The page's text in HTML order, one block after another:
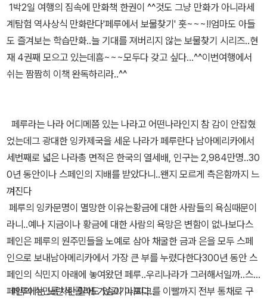
1박2일 여행의 짐속에 만화책 한권이 ^^것도 그냥 만화가 아니라세
계탐험 역사상식 만화란다'페루에서 보물찾기' 훗~~~!!엄마도 아들
도 즐겨보는 학습만화..늘 기대를 져버리지 않는 보물찾기 시리즈..현
재 4권째 모으고 있는데흠~~~모두다 갖고 싶다...^^이번여행에서
쉬는 짬짬히 이책 완독하리라..^^
페루라는 나라 어디메쯤 있는 나라고 어떤나라인지 참 감이 안잡혔
었는데그 광대한 잉카제국을 세운 나라가 페루란다 남아메리카에서
세번째로 넓은 나라총 면적은 한국의 열세배, 인구는 2,984만명..30
0년 동안이나 스페인의 지배를 받았다니..왠지 모르게 측은함까지 느
껴진다
페루의 잉카문명이 멸망한 이유는황금에 대한 사람들의 욕심때문이
라니..예나 지금이나 황금에 대한 사람의 욕망은 변함이 없나보다스
페인은 페루의 원주민들을 노예로 삼아 채굴한 금과 은을 모두 스페
인으로 보내남아메리카에서 가장 큰 부를 누렸다한다300년 동안 스
페인의 식민지 아래에 놓여왔던 페루..우리나라가 그러해서일까..스
페인의 식민통치란 말에 가슴이 아프다..
페루에는 노란색 콜라도 있고기니피그를 이빨까지 전부 통채로 구